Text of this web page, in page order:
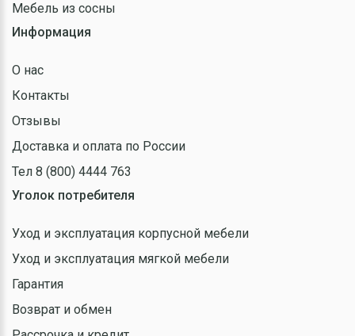
Мебель из сосны
Информация
О нас
Контакты
Отзывы
Доставка и оплата по России
Тел 8 (800) 4444 763
Уголок потребителя
Уход и эксплуатация корпусной мебели
Уход и эксплуатация мягкой мебели
Гарантия
Возврат и обмен